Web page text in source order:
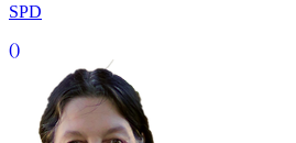
SPD
()